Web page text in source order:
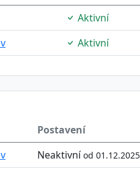
Aktivní
Aktivní
Postavení
Neaktivníod 01.12.2025